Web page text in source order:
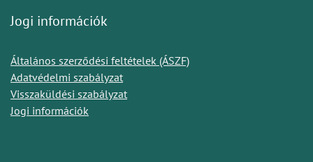
Jogi információk
Általános szerződési feltételek (ÁSZF)
Adatvédelmi szabályzat
Visszaküldési szabályzat
Jogi információk